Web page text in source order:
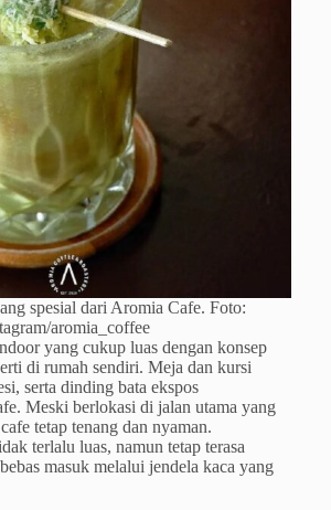
spesial dari Aromia Cafe. Foto:
aromia_coffee
yang cukup luas dengan konsep
di rumah sendiri. Meja dan kursi
serta dinding bata ekspos
Meski berlokasi di jalan utama yang
tetap tenang dan nyaman.
terlalu luas, namun tetap terasa
masuk melalui jendela kaca yang